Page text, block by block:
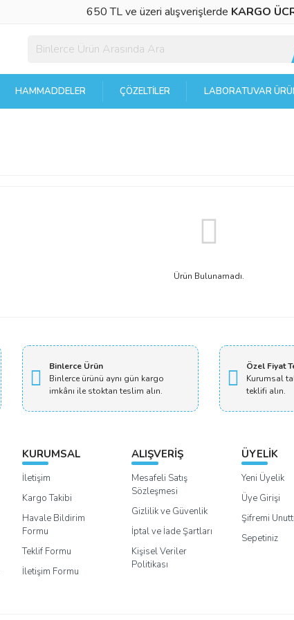
650 TL ve üzeri alışverişlerde KARGO
HAMMADDELER ÇÖZELTILER LABORATUVAR
Ürün Bulunamadı.
Binlerce Ürün
Binlerce ürünü aynı gün kargo
imkânı ile stoktan teslim alın.
Özel Fiyat
Kurumsal
teklifi alın.
KURUMSAL
İletişim
Kargo Takibi
Havale Bildirim
Formu
Teklif Formu
İletişim Formu
ALIŞVERİŞ
Mesafeli Satış
Sözleşmesi
Gizlilik ve Güvenlik
İptal ve İade Şartları
Kişisel Veriler
Politikası
ÜYELİK
Yeni Üyelik
Üye Girişi
Şifremi
Sepetiniz